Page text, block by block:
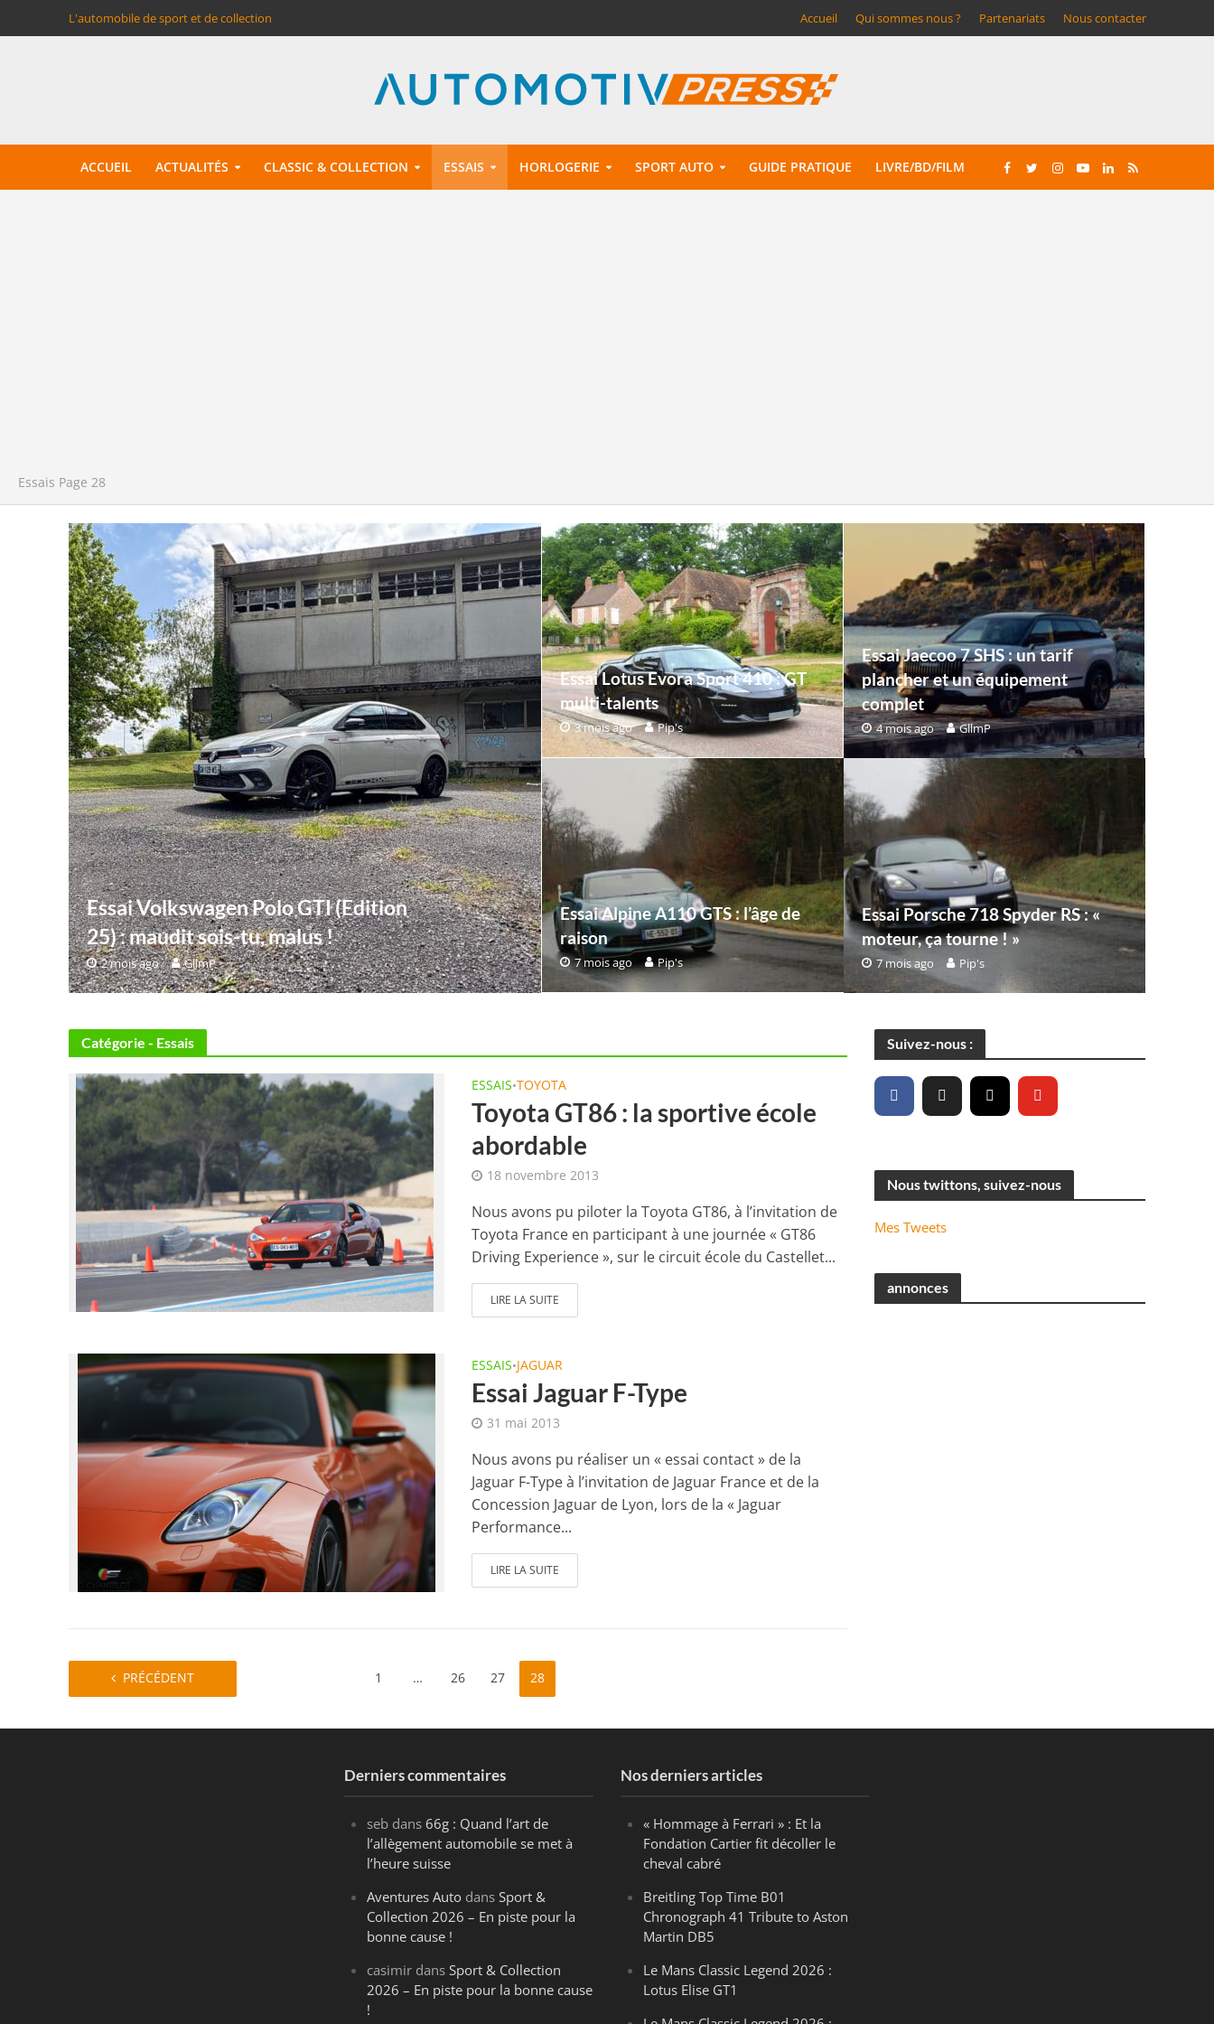
L'automobile de sport et de collection Accueil Qui sommes nous ? Partenariats Nous contacter
ACCUEIL ACTUALITÉS CLASSIC & COLLECTION ESSAIS HORLOGERIE SPORT AUTO GUIDE PRATIQUE LIVRE/BD/FILM
Essais Page 28
Essai Volkswagen Polo GTI (Edition
25) : maudit sois-tu, malus !
2 mois ago GllmP
Essai Lotus Evora Sport 410 : GT
multi-talents
3 mois ago Pip's
Essai Jaecoo 7 SHS : un tarif
plancher et un équipement
complet
4 mois ago GllmP
Essai Alpine A110 GTS : l’âge de
raison
7 mois ago Pip's
Essai Porsche 718 Spyder RS : «
moteur, ça tourne ! »
7 mois ago Pip's
Catégorie - Essais
ESSAIS•TOYOTA
Toyota GT86 : la sportive école
abordable
18 novembre 2013
Nous avons pu piloter la Toyota GT86, à l’invitation de
Toyota France en participant à une journée « GT86
Driving Experience », sur le circuit école du Castellet...
LIRE LA SUITE
ESSAIS•JAGUAR
Essai Jaguar F-Type
31 mai 2013
Nous avons pu réaliser un « essai contact » de la
Jaguar F-Type à l’invitation de Jaguar France et de la
Concession Jaguar de Lyon, lors de la « Jaguar
Performance...
LIRE LA SUITE
PRÉCÉDENT 1 … 26 27 28
Suivez-nous :
Nous twittons, suivez-nous
Mes Tweets
annonces
Derniers commentaires
seb dans66g : Quand l’art de
l’allègement automobile se met à
l’heure suisse
Aventures Auto dansSport &
Collection 2026 – En piste pour la
bonne cause !
casimir dansSport & Collection
2026 – En piste pour la bonne cause
!
Nos derniers articles
« Hommage à Ferrari » : Et la
Fondation Cartier fit décoller le
cheval cabré
Breitling Top Time B01
Chronograph 41 Tribute to Aston
Martin DB5
Le Mans Classic Legend 2026 :
Lotus Elise GT1